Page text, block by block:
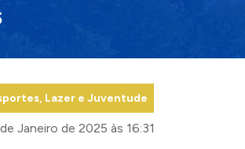
Lazer e Juventude
Janeiro de 2025 às 16:31